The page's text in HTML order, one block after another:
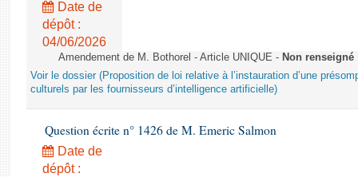
Date de
dépôt :
04/06/2026
Amendement de M. Bothorel - Article UNIQUE - Non renseigné
Voir le dossier (Proposition de loi relative à l’instauration d’une
culturels par les fournisseurs d’intelligence artificielle)
Question écrite n° 1426 de M. Emeric Salmon
Date de
dépôt :